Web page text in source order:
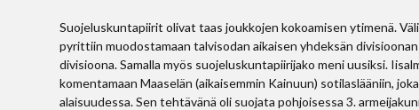
Suojeluskuntapiirit olivat taas joukkojen kokoamisen ytimenä.
pyrittiin muodostamaan talvisodan aikaisen yhdeksän
divisioona. Samalla myös suojeluskuntapiirijako meni uusiksi.
komentamaan Maaselän (aikaisemmin Kainuun) sotilaslääniin,
alaisuudessa. Sen tehtävänä oli suojata pohjoisessa 3.